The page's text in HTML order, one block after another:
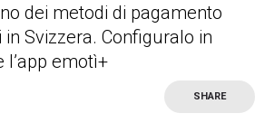
dei metodi di pagamento
Svizzera. Configuralo in
l’app emotì+
SHARE